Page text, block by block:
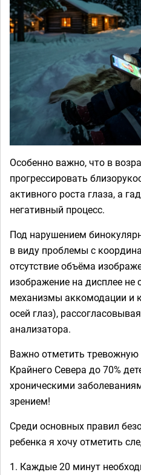
Особенно важно, что в
прогрессировать
активного роста глаза, а
негативный процесс.
Под нарушением
в виду проблемы с
отсутствие объёма
изображение на дисплее не
механизмы аккомодации и
осей глаз),
анализатора.
Важно отметить тревожную
Крайнего Севера до 70%
хроническими
зрением!
Среди основных правил
ребенка я хочу отметить
1. Каждые 20 минут